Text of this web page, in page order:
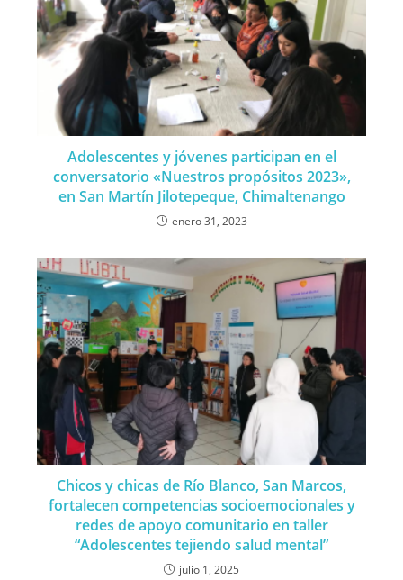
Adolescentes y jóvenes participan en el
conversatorio «Nuestros propósitos 2023»,
en San Martín Jilotepeque, Chimaltenango
enero 31, 2023
Chicos y chicas de Río Blanco, San Marcos,
fortalecen competencias socioemocionales y
redes de apoyo comunitario en taller
“Adolescentes tejiendo salud mental”
julio 1, 2025